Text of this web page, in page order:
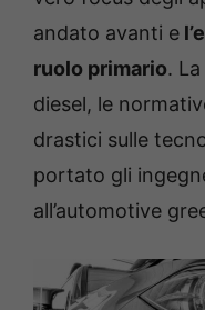
andato avanti e
ruolo primario.
diesel, le
drastici sulle
portato gli
all’automotive